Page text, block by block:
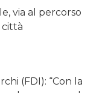
via al percorso
città
(FDI): “Con la